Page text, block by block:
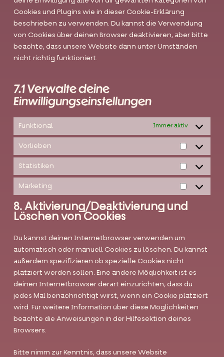
Cookies und Plugins wie in dieser Cookie-Erklärung
beschrieben zu verwenden. Du kannst die Verwendung
von Cookies über deinen Browser deaktivieren, aber bitte
beachte, dass unsere Website dann unter Umständen
nicht richtig funktioniert.
7.1 Verwalte deine
Einwilligungseinstellungen
Funktional Immer aktiv
Vorlieben
Vorlieben
Statistiken
Statistiken
Marketing
Marketing
8. Aktivierung/Deaktivierung und
Löschen von Cookies
Du kannst deinen Internetbrowser verwenden um
automatisch oder manuell Cookies zu löschen. Du kannst
außerdem spezifizieren ob spezielle Cookies nicht
platziert werden sollen. Eine andere Möglichkeit ist es
deinen Internetbrowser derart einzurichten, dass du
jedes Mal benachrichtigt wirst, wenn ein Cookie platziert
wird. Für weitere Information über diese Möglichkeiten
beachte die Anweisungen in der Hilfesektion deines
Browsers.
Bitte nimm zur Kenntnis, dass unsere Website